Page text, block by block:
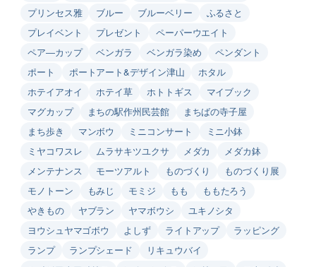
プリンセス雅
ブルー ブルーベリー
ふるさと
プレイベント
プレゼント
ペーパーウエイト
ペア―カップ
ベンガラ ベンガラ染め
ペンダント
ポート
ポートアート&デザイン津山
ホタル
ホテイアオイ
ホテイ草 ホトトギス
マイブック
マグカップ
まちの駅作州民芸館
まちばの寺子屋
まち歩き
マンボウ ミニコンサート
ミニ小鉢
ミヤコワスレ
ムラサキツユクサ メダカ
メダカ鉢
メンテナンス
モーツアルト ものづくり
ものづくり展
モノトーン
もみじ モミジ もも
ももたろう
やきもの
ヤブラン ヤマボウシ
ユキノシタ
ヨウシュヤマゴボウ
よしず ライトアップ
ラッピング
ランプ
ランプシェード
リキュウバイ